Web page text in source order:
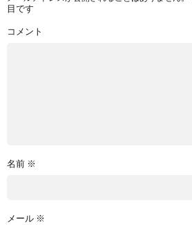
目です
コメント
名前 ※
メール ※